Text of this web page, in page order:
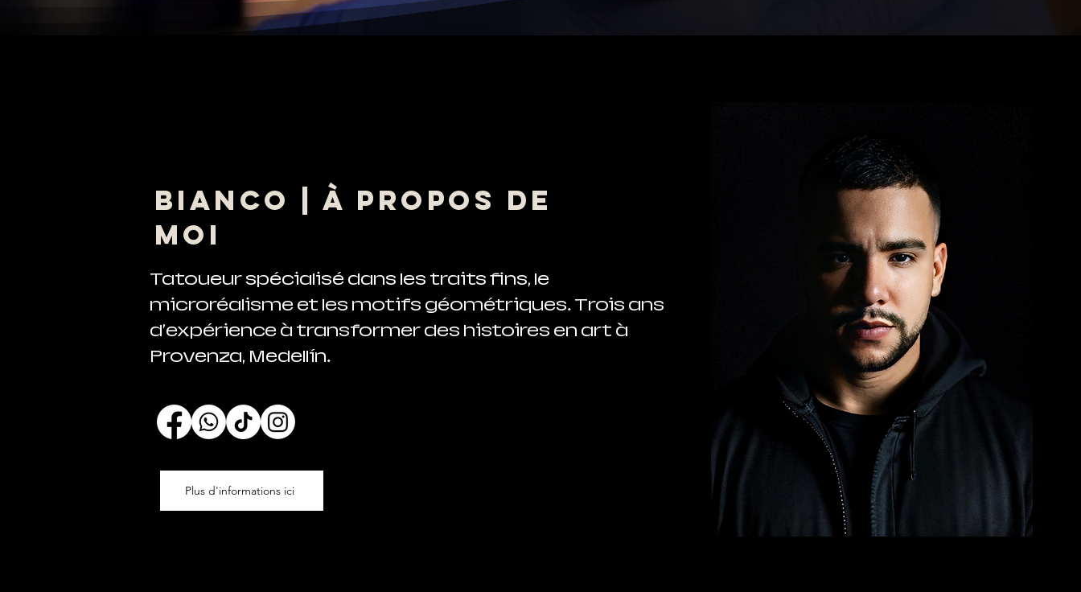
Bianco | À propos de
moi
Tatoueur spécialisé dans les traits fins, le
microréalisme et les motifs géométriques. Trois ans
d'expérience à transformer des histoires en art à
Provenza, Medellín.
Plus d'informations ici